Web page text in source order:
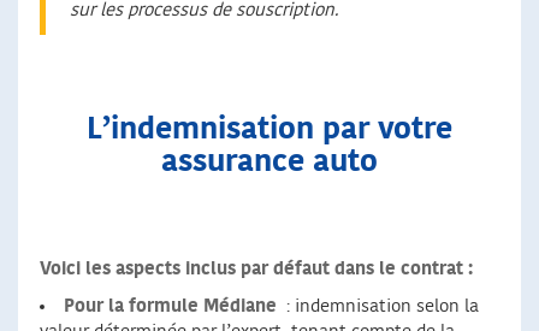
sur les processus de souscription.
L’indemnisation par votre
assurance auto
Voici les aspects inclus par défaut dans le contrat :
Pour la formule Médiane : indemnisation selon la